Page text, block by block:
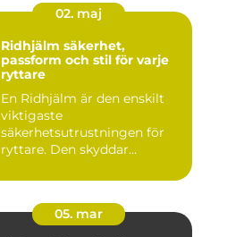
02. maj
Ridhjälm säkerhet,
passform och stil för varje
ryttare
En Ridhjälm är den enskilt
viktigaste
säkerhetsutrustningen för
ryttare. Den skyddar
05. mar